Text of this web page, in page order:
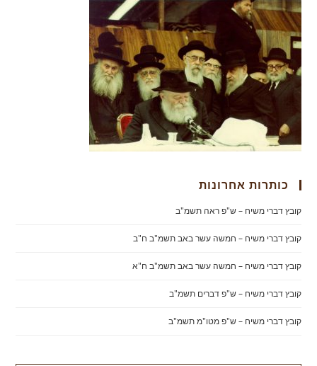
כותרות אחרונות
קובץ דברי משיח – ש"פ ראה תשמ"ב
קובץ דברי משיח – חמשה עשר באב תשמ"ב ח"ב
קובץ דברי משיח – חמשה עשר באב תשמ"ב ח"א
קובץ דברי משיח – ש"פ דברים תשמ"ב
קובץ דברי משיח – ש"פ מטו"מ תשמ"ב